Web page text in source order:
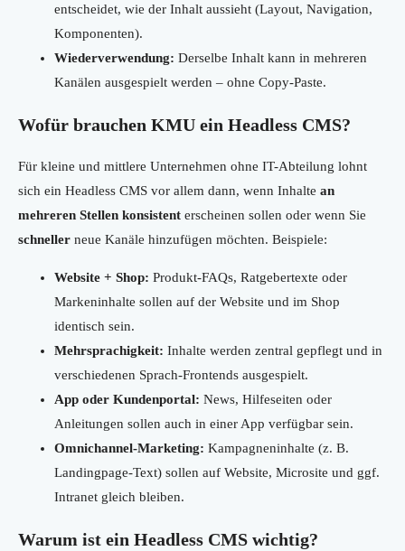
entscheidet, wie der Inhalt aussieht (Layout, Navigation,
Komponenten).
Wiederverwendung: Derselbe Inhalt kann in mehreren
Kanälen ausgespielt werden – ohne Copy-Paste.
Wofür brauchen KMU ein Headless CMS?
Für kleine und mittlere Unternehmen ohne IT-Abteilung lohnt
sich ein Headless CMS vor allem dann, wenn Inhalte an
mehreren Stellen konsistent erscheinen sollen oder wenn Sie
schneller neue Kanäle hinzufügen möchten. Beispiele:
Website + Shop: Produkt-FAQs, Ratgebertexte oder
Markeninhalte sollen auf der Website und im Shop
identisch sein.
Mehrsprachigkeit: Inhalte werden zentral gepflegt und in
verschiedenen Sprach-Frontends ausgespielt.
App oder Kundenportal: News, Hilfeseiten oder
Anleitungen sollen auch in einer App verfügbar sein.
Omnichannel-Marketing: Kampagneninhalte (z. B.
Landingpage-Text) sollen auf Website, Microsite und ggf.
Intranet gleich bleiben.
Warum ist ein Headless CMS wichtig?